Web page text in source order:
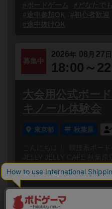
#ボードゲーム
#どなたでも
#途中参加OK
#初心者歓迎
#途中抜けOK
募集中
2026年 08 月 27 日
18:00～
大会用公式ボー
キノール体験会
東京都 秋葉原
こんにちは！ 競技系ボー
JELLY JELLY CAFE 秋葉原
催されるボードゲームって
ね！...